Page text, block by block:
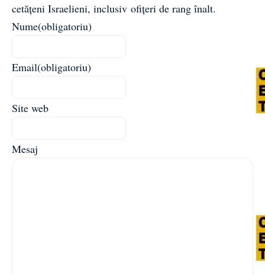
cetățeni Israelieni, inclusiv ofițeri de rang înalt.
Nume(obligatoriu)
Email(obligatoriu)
Site web
Mesaj